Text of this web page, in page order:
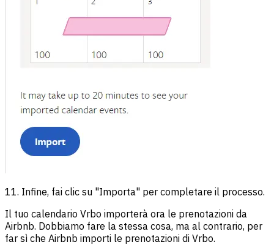
11. Infine, fai clic su "Importa" per completare il processo.
Il tuo calendario Vrbo importerà ora le prenotazioni da
Airbnb. Dobbiamo fare la stessa cosa, ma al contrario, per
far sì che Airbnb importi le prenotazioni di Vrbo.